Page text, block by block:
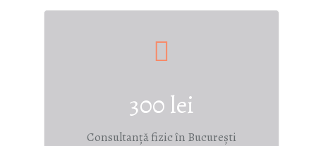
300 lei
Consultanță fizic în București